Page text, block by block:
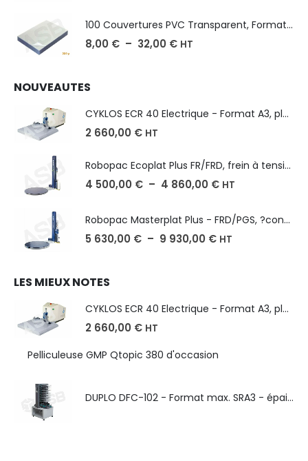
100 Couvertures PVC Transparent, Format A3-A4-A5
8,00 € – 32,00 € HT
NOUVEAUTES
CYKLOS ECR 40 Electrique - Format A3, plusieurs unités coupe
2 660,00 € HT
Robopac Ecoplat Plus FR/FRD, frein à tension mécanique
4 500,00 € – 4 860,00 € HT
Robopac Masterplat Plus - FRD/PGS, ?conomie et performance
5 630,00 € – 9 930,00 € HT
LES MIEUX NOTES
CYKLOS ECR 40 Electrique - Format A3, plusieurs unités coupe
2 660,00 € HT
Pelliculeuse GMP Qtopic 380 d'occasion
DUPLO DFC-102 - Format max. SRA3 - épaisseur de 50 à 130g/m